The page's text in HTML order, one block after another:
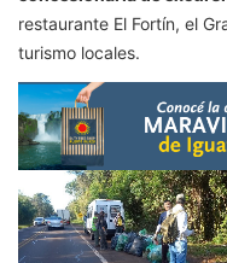
restaurante El Fortín, el
turismo locales.